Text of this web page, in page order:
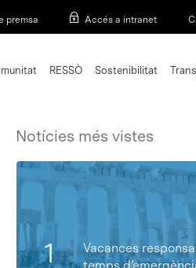
premsa Accés a intranet
RESSÒ Sostenibilitat
Notícies més vistes
Vacances